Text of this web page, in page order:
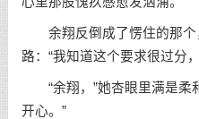
余翔反倒成了愣住的那个
路：“我知道这个要求很过分
“余翔，”她杏眼里满是柔
开心。”